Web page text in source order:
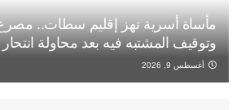
مأساة أسرية تهز إقليم سطات..
وتوقيف المشتبه فيه بعد محاولة انتحار
أغسطس 9, 2026